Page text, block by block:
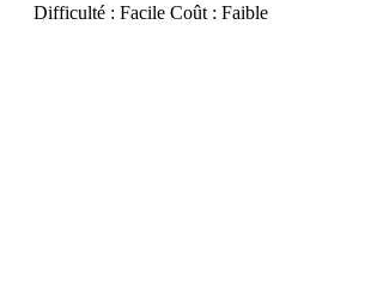
principal Difficulté : Facile Coût : Faible